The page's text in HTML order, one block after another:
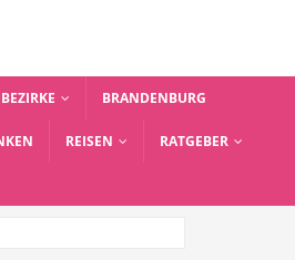
BEZIRKE BRANDENBURG
REISEN RATGEBER